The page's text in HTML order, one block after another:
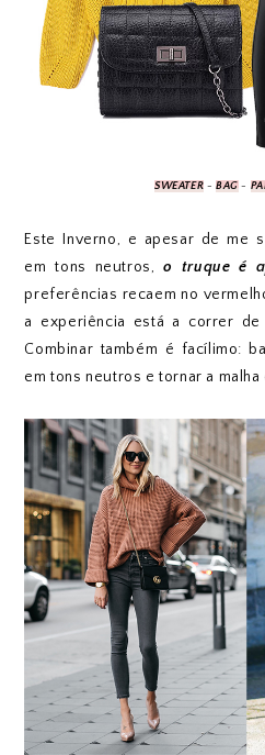
SWEATER - BAG -
Este Inverno, e apesar de me
em tons neutros,o truque é
preferências recaem no
a experiência está a correr
Combinar também é facílimo:
em tons neutros e tornar a